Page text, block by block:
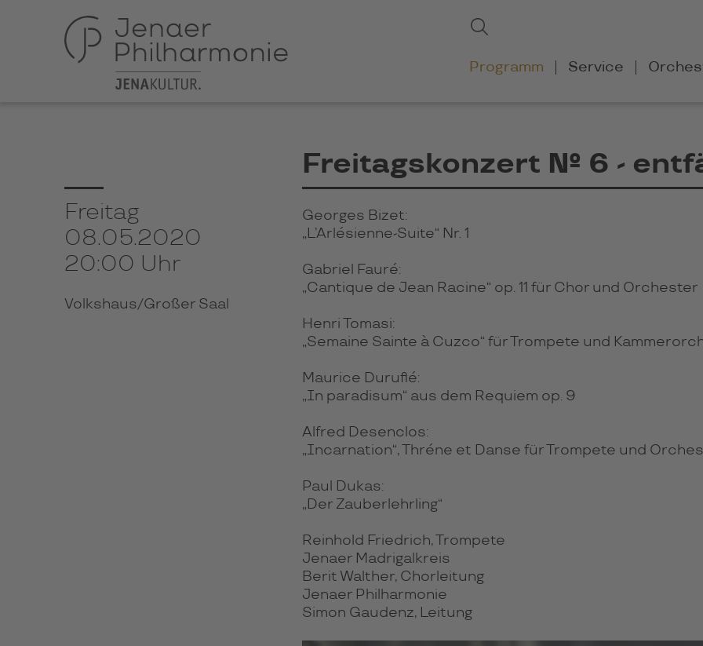
Suchbegriffe
Navigation
Programm Service
Freitag
08.05.2020
20:00 Uhr
Volkshaus/Großer Saal
Freitagskonzert № 6 -
Georges Bizet:
„ L’Arlésienne-Suite“ Nr. 1
Gabriel Fauré:
„Cantique de Jean Racine“ op. 11 für Chor und Orchester
Henri Tomasi:
„Semaine Sainte à Cuzco“ für Trompete und
Maurice Duruflé:
„In paradisum“ aus dem Requiem op. 9
Alfred Desenclos:
„Incarnation“, Thréne et Danse für Trompete und
Paul Dukas:
„Der Zauberlehrling“
Reinhold Friedrich, Trompete
Jenaer Madrigalkreis
Berit Walther, Chorleitung
Jenaer Philharmonie
Simon Gaudenz, Leitung